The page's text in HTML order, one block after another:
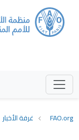
FAO.org غرفة الأخبار